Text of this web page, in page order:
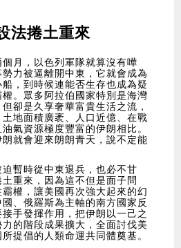
法捲土重來
月，以色列軍隊就算沒有嘩
力被逼離開中東，它就會成為
，到時候連能否生存也成為疑
。眾多阿拉伯國家特別是海灣
卻是久享奢華富貴生活之流，
地面積廣袤、人口近億、在戰
氣資源極度豐富的伊朗相比。
就會迎來朗朗青天，說不定能
暫時從中東退兵，也必不甘
重來，因為這不但是面子問
權，讓美國再次強大起來的幻
、俄羅斯為主軸的南方國家反
手發揮作用，把伊朗以一己之
的階段成果擴大，全面討伐美
提倡的人類命運共同體奠基。